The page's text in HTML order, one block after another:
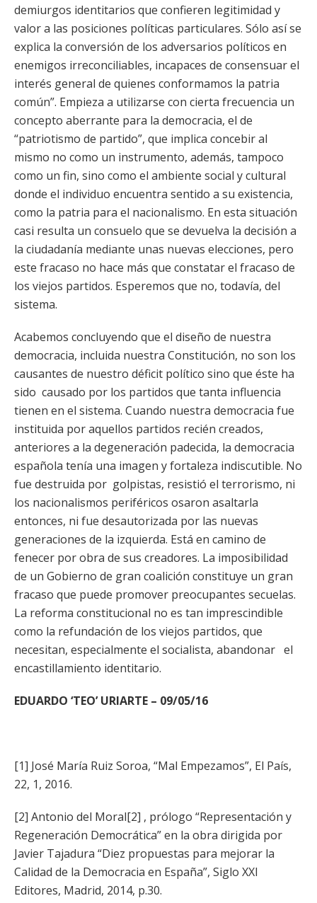
demiurgos identitarios que confieren legitimidad y
valor a las posiciones políticas particulares. Sólo así se
explica la conversión de los adversarios políticos en
enemigos irreconciliables, incapaces de consensuar el
interés general de quienes conformamos la patria
común”. Empieza a utilizarse con cierta frecuencia un
concepto aberrante para la democracia, el de
“patriotismo de partido”, que implica concebir al
mismo no como un instrumento, además, tampoco
como un fin, sino como el ambiente social y cultural
donde el individuo encuentra sentido a su existencia,
como la patria para el nacionalismo. En esta situación
casi resulta un consuelo que se devuelva la decisión a
la ciudadanía mediante unas nuevas elecciones, pero
este fracaso no hace más que constatar el fracaso de
los viejos partidos. Esperemos que no, todavía, del
sistema.
Acabemos concluyendo que el diseño de nuestra
democracia, incluida nuestra Constitución, no son los
causantes de nuestro déficit político sino que éste ha
sido causado por los partidos que tanta influencia
tienen en el sistema. Cuando nuestra democracia fue
instituida por aquellos partidos recién creados,
anteriores a la degeneración padecida, la democracia
española tenía una imagen y fortaleza indiscutible. No
fue destruida por golpistas, resistió el terrorismo, ni
los nacionalismos periféricos osaron asaltarla
entonces, ni fue desautorizada por las nuevas
generaciones de la izquierda. Está en camino de
fenecer por obra de sus creadores. La imposibilidad
de un Gobierno de gran coalición constituye un gran
fracaso que puede promover preocupantes secuelas.
La reforma constitucional no es tan imprescindible
como la refundación de los viejos partidos, que
necesitan, especialmente el socialista, abandonar el
encastillamiento identitario.
EDUARDO ‘TEO’ URIARTE – 09/05/16
[1] José María Ruiz Soroa, “Mal Empezamos”, El País,
22, 1, 2016.
[2] Antonio del Moral[2] , prólogo “Representación y
Regeneración Democrática” en la obra dirigida por
Javier Tajadura “Diez propuestas para mejorar la
Calidad de la Democracia en España”, Siglo XXI
Editores, Madrid, 2014, p.30.